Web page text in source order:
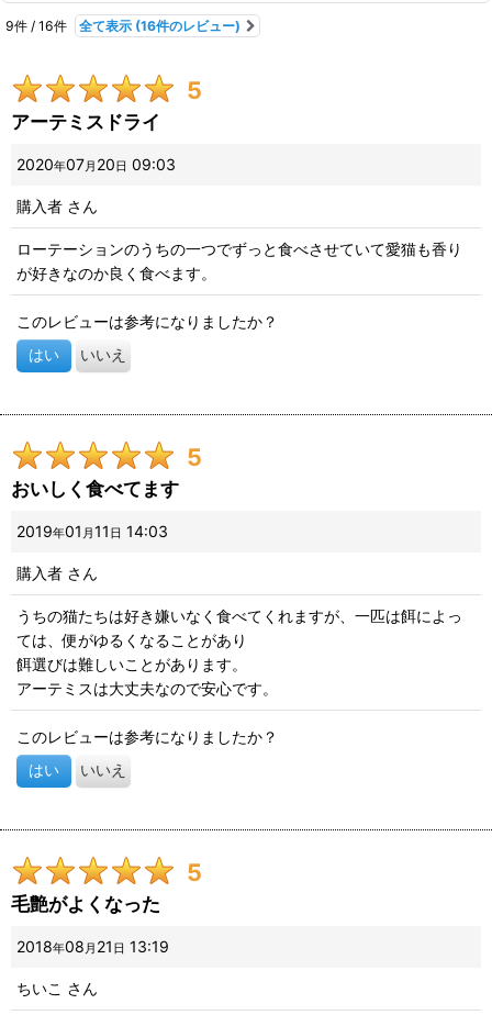
画像:
星の数:
並び順:
9件 / 16件 全て表示 (16件のレビュー)
5
アーテミスドライ
2020年07月 20 日 09:03
購入者 さん
ローテーションのうちの一つでずっと食べさせていて愛猫も香り
が好きなのか良く食べます。
このレビューは参考になりましたか？
はい いいえ
5
おいしく食べてます
2019年01 月 11 日 14:03
購入者 さん
うちの猫たちは好き嫌いなく食べてくれますが、一匹は餌によっ
ては、便がゆるくなることがあり
餌選びは難しいことがあります。
アーテミスは大丈夫なので安心です。
このレビューは参考になりましたか？
はい いいえ
5
毛艶がよくなった
2018年08 月 21 日 13:19
ちいこ さん